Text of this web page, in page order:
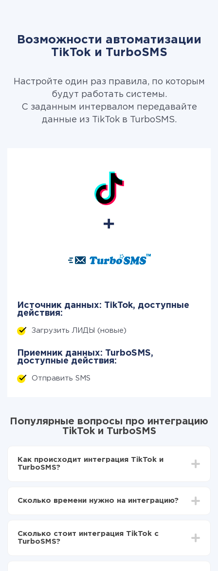
Возможности автоматизации
TikTok и TurboSMS
Настройте один раз правила, по которым
будут работать системы.
С заданным интервалом передавайте
данные из TikTok в TurboSMS.
Источник данных: TikTok, доступные
действия:
Загрузить ЛИДЫ (новые)
Приемник данных: TurboSMS,
доступные действия:
Отправить SMS
Популярные вопросы про интеграцию
TikTok и TurboSMS
Как происходит интеграция TikTok и
TurboSMS?
Выбираете какие данные передавать из TikTok в
Теперь данные будут автоматически
передаваться из TikTok в TurboSMS
Сколько времени нужно на интеграцию?
отличаться и составлять от 5-ти до 30-минут. В
среднем настройка занимает 10-15 минут.
Сколько стоит интеграция TikTok с
TurboSMS?